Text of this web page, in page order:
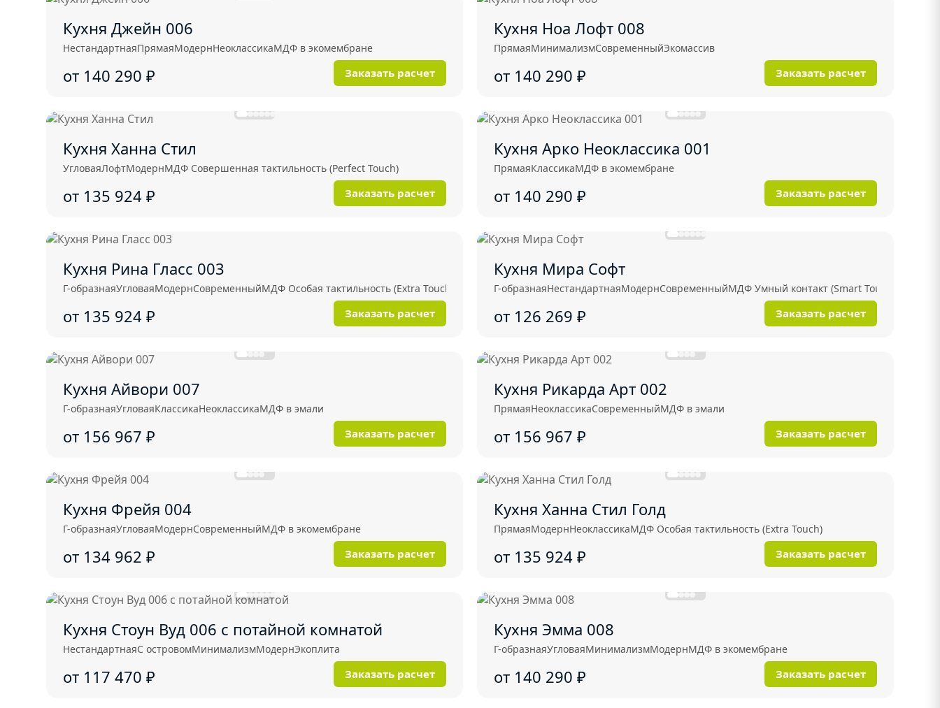
Кухня Джейн 006
НестандартнаяПрямаяМодернНеоклассикаМДФ в экомембране
от 140 290 ₽ Заказать расчет
Кухня Ноа Лофт 008
ПрямаяМинимализмСовременныйЭкомассив
от 140 290 ₽ Заказать расчет
Кухня Ханна Стил
УгловаяЛофтМодернМДФ Совершенная тактильность (Perfect Touch)
от 135 924 ₽ Заказать расчет
Кухня Арко Неоклассика 001
ПрямаяКлассикаМДФ в экомембране
от 140 290 ₽ Заказать расчет
Кухня Рина Гласс 003
Г-образнаяУгловаяМодернСовременныйМДФ Особая тактильность (Extra Touch)
от 135 924 ₽ Заказать расчет
Кухня Мира Софт
Г-образнаяНестандартнаяМодернСовременныйМДФ Умный контакт (Smart Touch)
от 126 269 ₽ Заказать расчет
Кухня Айвори 007
Г-образнаяУгловаяКлассикаНеоклассикаМДФ в эмали
от 156 967 ₽ Заказать расчет
Кухня Рикарда Арт 002
ПрямаяНеоклассикаСовременныйМДФ в эмали
от 156 967 ₽ Заказать расчет
Кухня Фрейя 004
Г-образнаяУгловаяМодернСовременныйМДФ в экомембране
от 134 962 ₽ Заказать расчет
Кухня Ханна Стил Голд
ПрямаяМодернНеоклассикаМДФ Особая тактильность (Extra Touch)
от 135 924 ₽ Заказать расчет
Кухня Стоун Вуд 006 с потайной комнатой
НестандартнаяС островомМинимализмМодернЭкоплита
от 117 470 ₽ Заказать расчет
Кухня Эмма 008
Г-образнаяУгловаяМинимализмМодернМДФ в экомембране
от 140 290 ₽ Заказать расчет